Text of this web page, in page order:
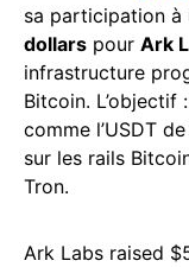
sa participation à
dollars pour Ark
infrastructure
Bitcoin. L’objectif
comme l’USDT
sur les rails
Tron.
Ark Labs raised